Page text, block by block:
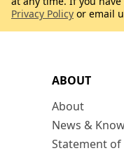
ABOUT
About
News &
Statement of
Privacy Policy or email